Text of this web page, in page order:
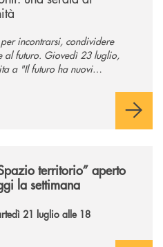
incontrarsi, condividere
al futuro. Giovedì 23 luglio,
a "Il futuro ha nuovi
territorio” aperto
la settimana
21 luglio alle 18